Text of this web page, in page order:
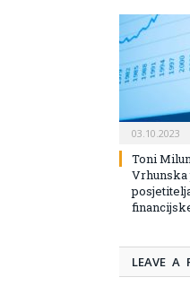
03.10.2023
Toni
Vrhunska
LEAVE A